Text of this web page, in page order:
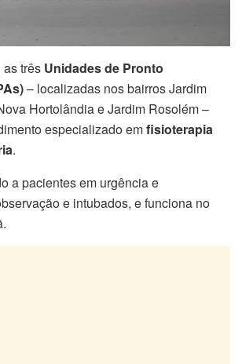
três Unidades de Pronto
– localizadas nos bairros Jardim
Hortolândia e Jardim Rosolém –
especializado emfisioterapia
.
a pacientes em urgência e
e intubados, e funciona no